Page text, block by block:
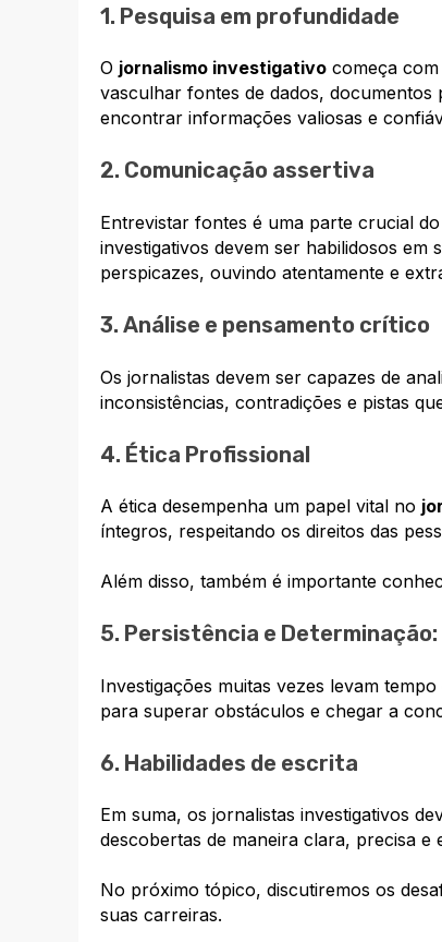
1. Pesquisa em profundidade
O jornalismo investigativo começa
vasculhar fontes de dados, documentos
encontrar informações valiosas e
2. Comunicação assertiva
Entrevistar fontes é uma parte crucial
investigativos devem ser habilidosos
perspicazes, ouvindo atentamente e
3. Análise e pensamento crítico
Os jornalistas devem ser capazes de
inconsistências, contradições e pistas
4. Ética Profissional
A ética desempenha um papel vital no
íntegros, respeitando os direitos das
Além disso, também é importante
5. Persistência e Determinação:
Investigações muitas vezes levam
para superar obstáculos e chegar a
6. Habilidades de escrita
Em suma, os jornalistas investigativos
descobertas de maneira clara, precisa e
No próximo tópico, discutiremos os
suas carreiras.